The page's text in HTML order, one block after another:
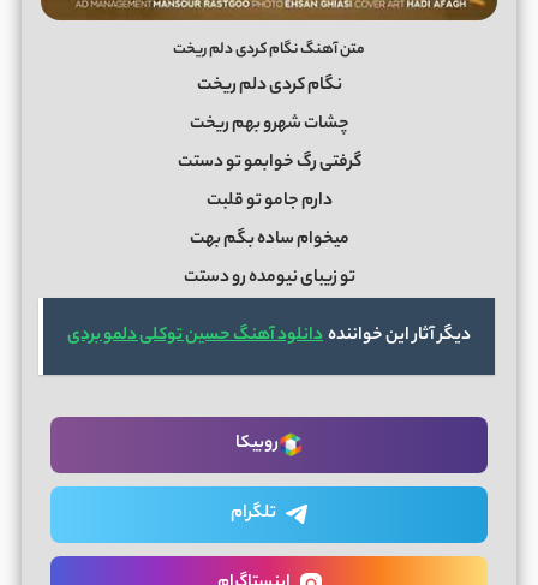
متن آهنگ نگام کردی دلم ریخت
نگام کردی دلم ریخت
چشات شهرو بهم ریخت
گرفتی رگ خوابمو تو دستت
دارم جامو تو قلبت
میخوام ساده بگم بهت
تو زیبای نیومده رو دستت
دیگر آثار این خوانندهدانلود آهنگ حسین توکلی دلمو بردی
روبیکا
تلگرام